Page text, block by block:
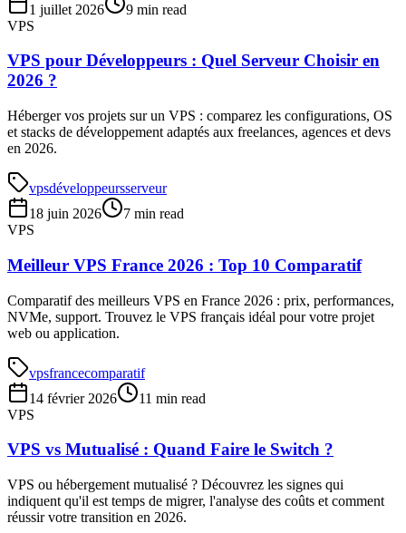
1 juillet 2026
9 min read
VPS
VPS pour Développeurs : Quel Serveur Choisir en
2026 ?
Héberger vos projets sur un VPS : comparez les configurations, OS
et stacks de développement adaptés aux freelances, agences et devs
en 2026.
vpsdéveloppeursserveur
18 juin 2026
7 min read
VPS
Meilleur VPS France 2026 : Top 10 Comparatif
Comparatif des meilleurs VPS en France 2026 : prix, performances,
NVMe, support. Trouvez le VPS français idéal pour votre projet
web ou application.
vpsfrancecomparatif
14 février 2026
11 min read
VPS
VPS vs Mutualisé : Quand Faire le Switch ?
VPS ou hébergement mutualisé ? Découvrez les signes qui
indiquent qu'il est temps de migrer, l'analyse des coûts et comment
réussir votre transition en 2026.